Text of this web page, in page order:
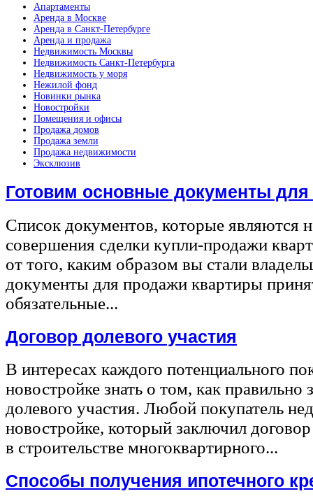
Апартаменты
Аренда в Москве
Аренда в Санкт-Петербурге
Аренда и продажа
Недвижимость Москвы
Недвижимость Санкт-Петербурга
Недвижимость у моря
Нежилой фонд
Новинки рынка
Новостройки
Помещения и офисы
Продажа домов
Продажа земли
Продажа недвижимости
Эксклюзив
Готовим основные документы
Список документов, которые являются
совершения сделки купли-продажи
от того, каким образом вы стали
документы для продажи квартиры
обязательные...
Договор долевого участия
В интересах каждого потенциального
новостройке знать о том, как правильно
долевого участия. Любой покупатель
новостройке, который заключил
в строительстве многоквартирного...
Способы получения ипотечного